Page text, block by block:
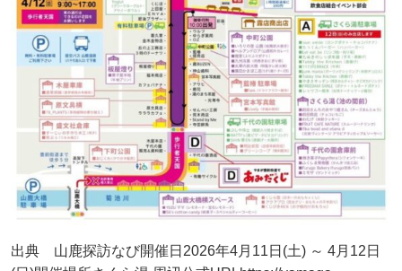
出典 山鹿探訪なび開催日2026年4月11日(土) ～ 4月12日